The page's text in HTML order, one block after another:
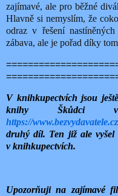
zajímavé, ale pro běžné
Hlavně si nemyslím, že
odraz v řešení
zábava, ale je pořad díky
V knihkupectvích jsou
knihy Škůdci
https://
druhý díl. Ten již ale
v knihkupectvích.
Upozorňuji na zajímavé